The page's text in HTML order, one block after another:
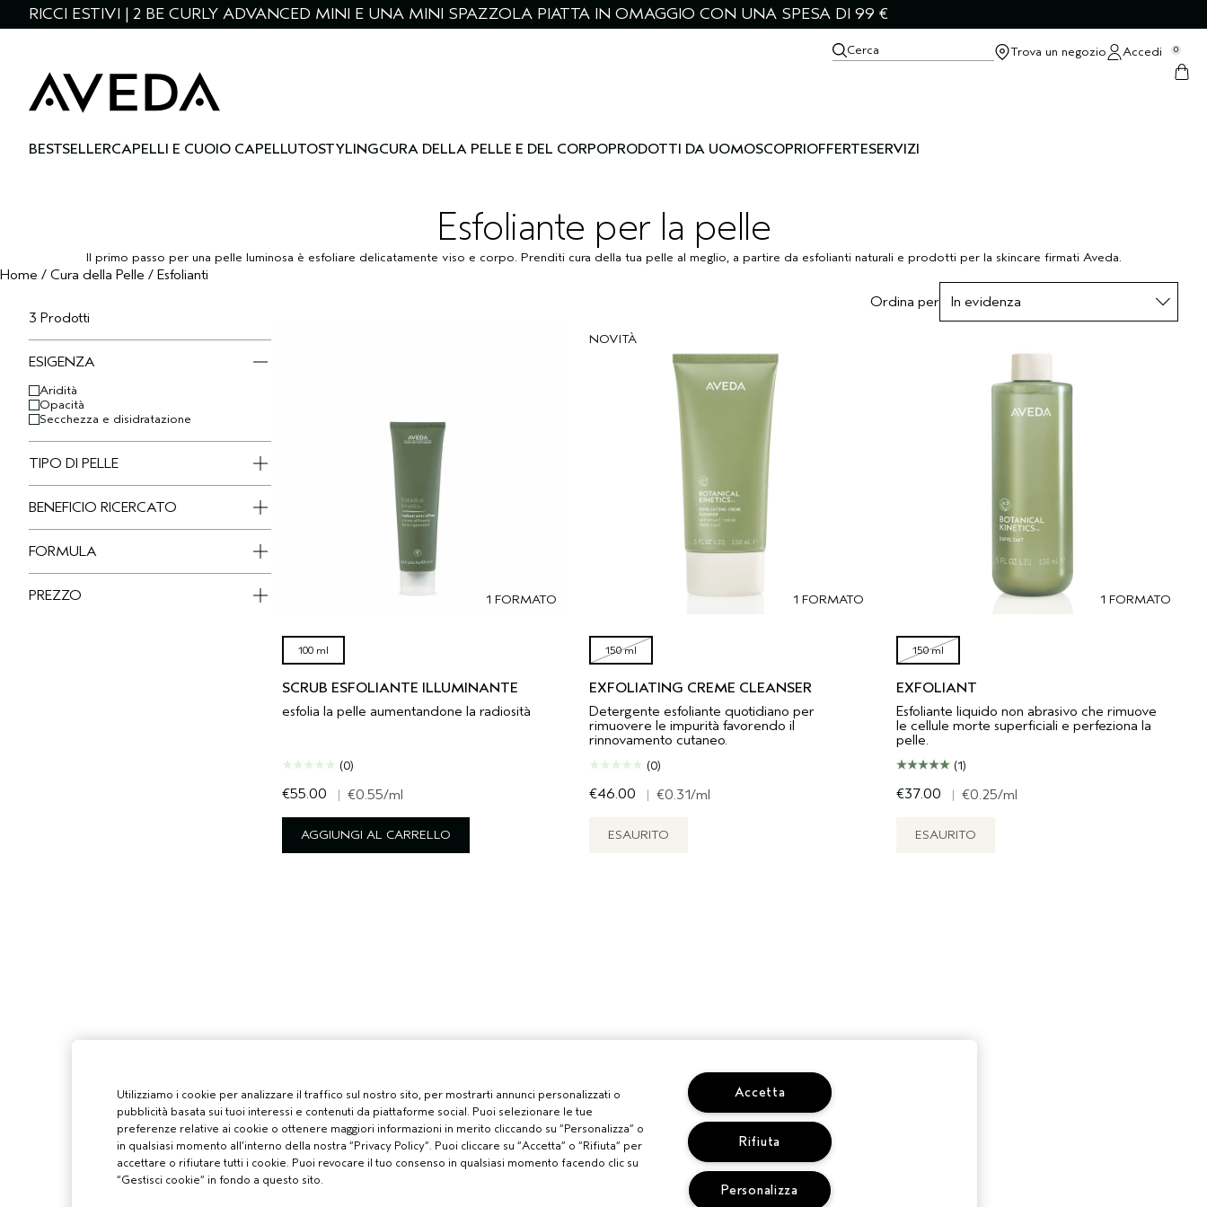
RICCI ESTIVI | 2 BE CURLY ADVANCED MINI E UNA MINI SPAZZOLA PIATTA IN OMAGGIO CON UNA SPESA DI 99 €
Cerca Trova un negozio Accedi 0
BESTSELLERCAPELLI E CUOIO CAPELLUTOSTYLINGCURA DELLA PELLE E DEL CORPOPRODOTTI DA UOMOSCOPRIOFFERTESERVIZI
Esfoliante per la pelle
Il primo passo per una pelle luminosa è esfoliare delicatamente viso e corpo. Prenditi cura della tua pelle al meglio, a partire da esfolianti naturali e prodotti per la skincare firmati Aveda.
Home / Cura della Pelle / Esfolianti
3 Prodotti
ESIGENZA
Aridità
Opacità
Secchezza e disidratazione
TIPO DI PELLE
BENEFICIO RICERCATO
FORMULA
PREZZO
Ordina per
1 FORMATO
100 ml
SCRUB ESFOLIANTE ILLUMINANTE
esfolia la pelle aumentandone la radiosità
(0)
€55.00 | €0.55/ml
AGGIUNGI AL CARRELLO
NOVITÀ
1 FORMATO
150 ml
EXFOLIATING CREME CLEANSER
Detergente esfoliante quotidiano per
rimuovere le impurità favorendo il
rinnovamento cutaneo.
(0)
€46.00 | €0.31/ml
ESAURITO
1 FORMATO
150 ml
EXFOLIANT
Esfoliante liquido non abrasivo che rimuove
le cellule morte superficiali e perfeziona la
pelle.
(1)
€37.00 | €0.25/ml
ESAURITO
Utilizziamo i cookie per analizzare il traffico sul nostro sito, per mostrarti annunci personalizzati o
pubblicità basata sui tuoi interessi e contenuti da piattaforme social. Puoi selezionare le tue
preferenze relative ai cookie o ottenere maggiori informazioni in merito cliccando su “Personalizza” o
in qualsiasi momento all’interno della nostra “Privacy Policy”. Puoi cliccare su “Accetta” o “Rifiuta” per
accettare o rifiutare tutti i cookie. Puoi revocare il tuo consenso in qualsiasi momento facendo clic su
“Gestisci cookie” in fondo a questo sito.
Accetta
Rifiuta
Personalizza